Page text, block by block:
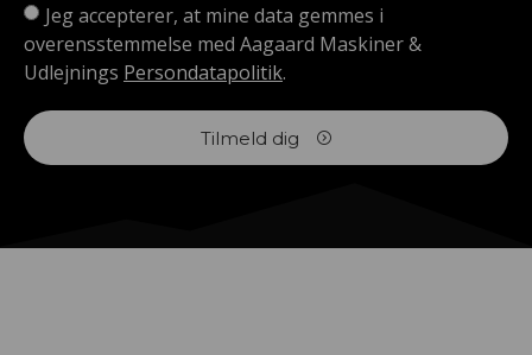
Jeg accepterer, at mine data gemmes i
overensstemmelse med Aagaard Maskiner &
Udlejnings Persondatapolitik.
Tilmeld dig